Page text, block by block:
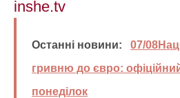
inshe.tv
Останні новини:
07/
гривню до євро:
понеділок